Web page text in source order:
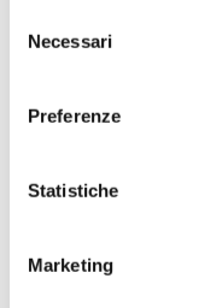
delNecessari
Preferenze
Statistiche
Marketing